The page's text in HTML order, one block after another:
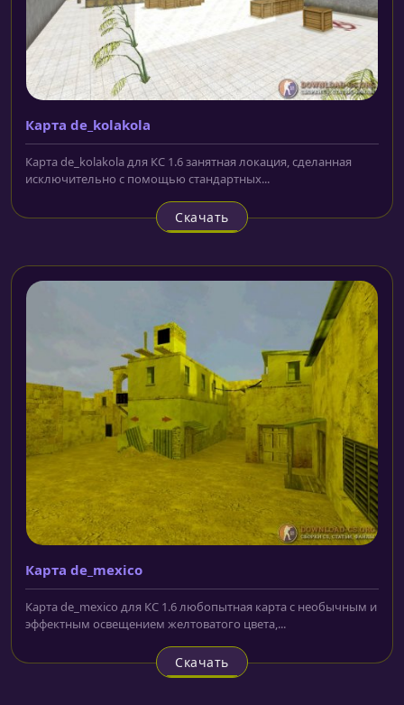
Карта de_kolakola
Карта de_kolakola для КС 1.6 занятная локация, сделанная
исключительно с помощью стандартных...
Скачать
Карта de_mexico
Карта de_mexico для КС 1.6 любопытная карта с необычным и
эффектным освещением желтоватого цвета,...
Скачать